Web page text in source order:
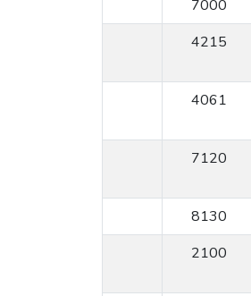
7000
4215
4061
7120
8130
2100